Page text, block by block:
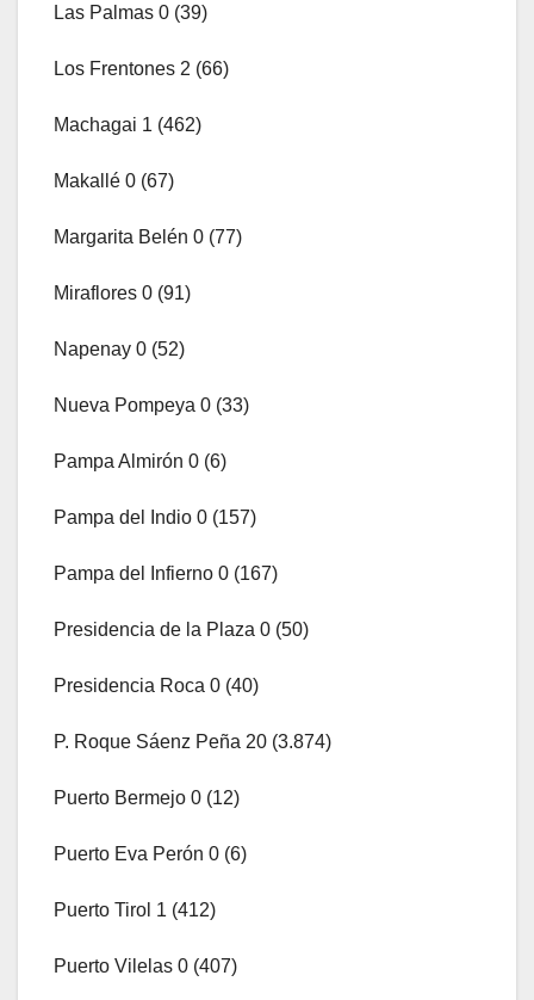
Las Palmas 0 (39)
Los Frentones 2 (66)
Machagai 1 (462)
Makallé 0 (67)
Margarita Belén 0 (77)
Miraflores 0 (91)
Napenay 0 (52)
Nueva Pompeya 0 (33)
Pampa Almirón 0 (6)
Pampa del Indio 0 (157)
Pampa del Infierno 0 (167)
Presidencia de la Plaza 0 (50)
Presidencia Roca 0 (40)
P. Roque Sáenz Peña 20 (3.874)
Puerto Bermejo 0 (12)
Puerto Eva Perón 0 (6)
Puerto Tirol 1 (412)
Puerto Vilelas 0 (407)